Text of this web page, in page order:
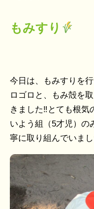
もみすり
今日は、もみすりを
ロゴロと、もみ殻を
きました‼とても根気
いよう組（5才児）の
寧に取り組んでいまし